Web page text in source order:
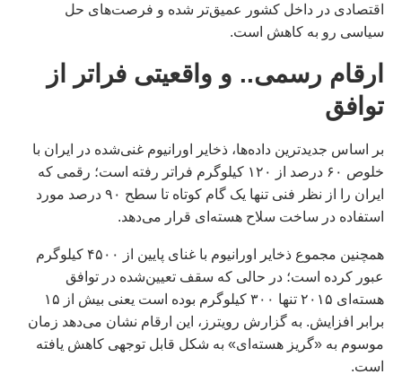
اقتصادی در داخل کشور عمیق‌تر شده و فرصت‌های حل
سیاسی رو به کاهش است.
ارقام رسمی.. و واقعیتی فراتر از
توافق
بر اساس جدیدترین داده‌ها، ذخایر اورانیوم غنی‌شده در ایران با
خلوص ۶۰ درصد از ۱۲۰ کیلوگرم فراتر رفته است؛ رقمی که
ایران را از نظر فنی تنها یک گام کوتاه تا سطح ۹۰ درصد مورد
استفاده در ساخت سلاح هسته‌ای قرار می‌دهد.
همچنین مجموع ذخایر اورانیوم با غنای پایین از ۴۵۰۰ کیلوگرم
عبور کرده است؛ در حالی که سقف تعیین‌شده در توافق
هسته‌ای ۲۰۱۵ تنها ۳۰۰ کیلوگرم بوده است یعنی بیش از ۱۵
برابر افزایش. به گزارش رویترز، این ارقام نشان می‌دهد زمان
موسوم به «گریز هسته‌ای» به شکل قابل توجهی کاهش یافته
است.